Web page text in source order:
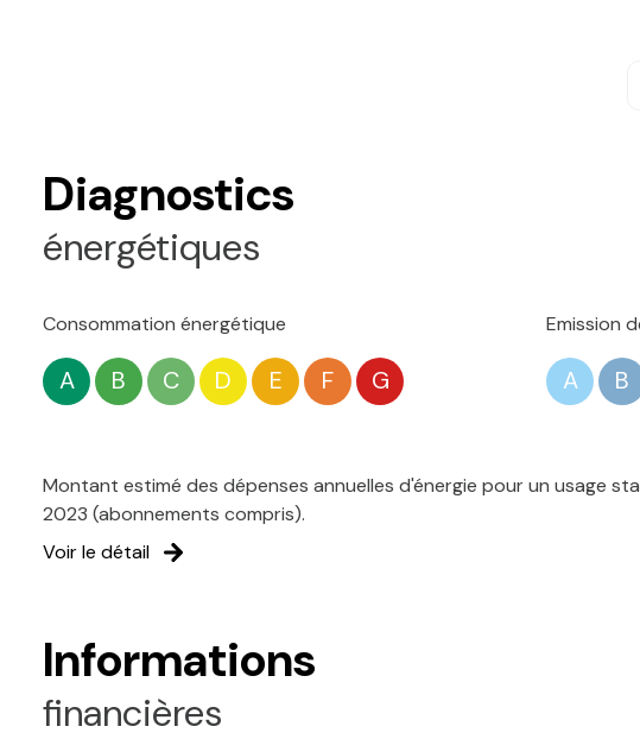
Diagnostics
énergétiques
Consommation énergétique
A B C D E F G
Emission
A B
Montant estimé des dépenses annuelles d'énergie pour un usage
2023 (abonnements compris).
Voir le détail
Informations
financières